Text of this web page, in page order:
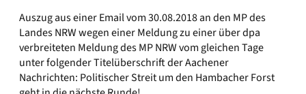
Auszug aus einer Email vom 30.08.2018 an den MP des
Landes NRW wegen einer Meldung zu einer über dpa
verbreiteten Meldung des MP NRW vom gleichen Tage
unter folgender Titelüberschrift der Aachener
Nachrichten: Politischer Streit um den Hambacher Forst